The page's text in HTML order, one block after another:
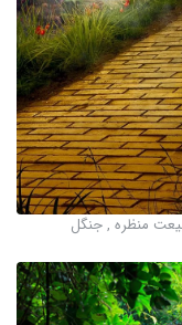
منظره , جنگل